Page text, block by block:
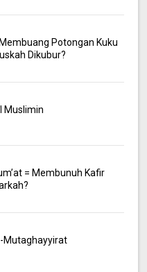
Potongan Kuku
Dikubur?
Muslimin
= Membunuh Kafir
Mutaghayyirat